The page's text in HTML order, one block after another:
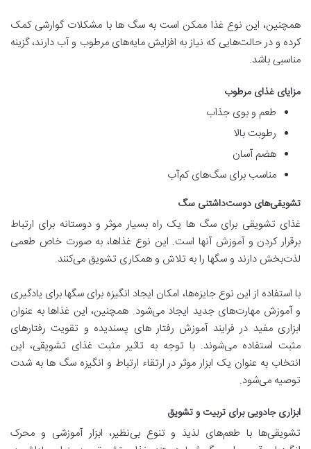
همچنین، این نوع غذا ممکن است به سگ ها با مشکلات گوارشی کمک
کرده و در حالت‌هایی که نیاز به افزایش مایه‌های مرطوب و آب دارند، گزینه
مناسبی باشد.
مزایای غذای مرطوب
طعم و بوی جذاب
رطوبت بالا
هضم آسان
مناسب برای سگ‌های کم‌آب
تشویقی‌های دوست‌داشتنی سگ
غذای تشویقی برای سگ ها یک راه بسیار موثر و دوستانه برای ارتباط
برقرار کردن و آموزش آنها است. این نوع غذاها، به صورت خاص طعمی
لذت‌بخش دارند و سگها را به تلاش و همکاری تشویق می‌کنند.
با استفاده از این نوع جایزه‌ها، امکان ایجاد انگیزه برای سگها برای یادگیری
و آموزش مهارت‌های جدید ایجاد می‌شود. همچنین، این غذاها به عنوان
ابزاری مفید در فرایند آموزش رفتار های پسندیده و تقویت رفتارهای
مثبت استفاده می‌شوند. با توجه به تاثیر مثبت غذای تشویقی، این
انتخاب به عنوان یک ابزار موثر در ارتقاء ارتباط و انگیزه سگ ها به شدت
توصیه می‌شود.
ابزاری جادویی برای تربیت و تشویق
تشویقی‌ها با طعم‌های لذیذ و تنوع بی‌نظیر، ابزار آموزشی و محرک